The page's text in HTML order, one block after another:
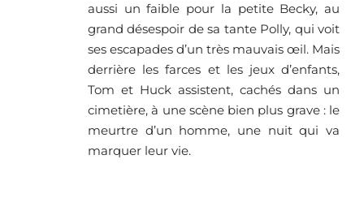
aussi un faible pour la petite Becky, au
grand désespoir de sa tante Polly, qui voit
ses escapades d’un très mauvais œil. Mais
derrière les farces et les jeux d’enfants,
Tom et Huck assistent, cachés dans un
cimetière, à une scène bien plus grave : le
meurtre d’un homme, une nuit qui va
marquer leur vie.